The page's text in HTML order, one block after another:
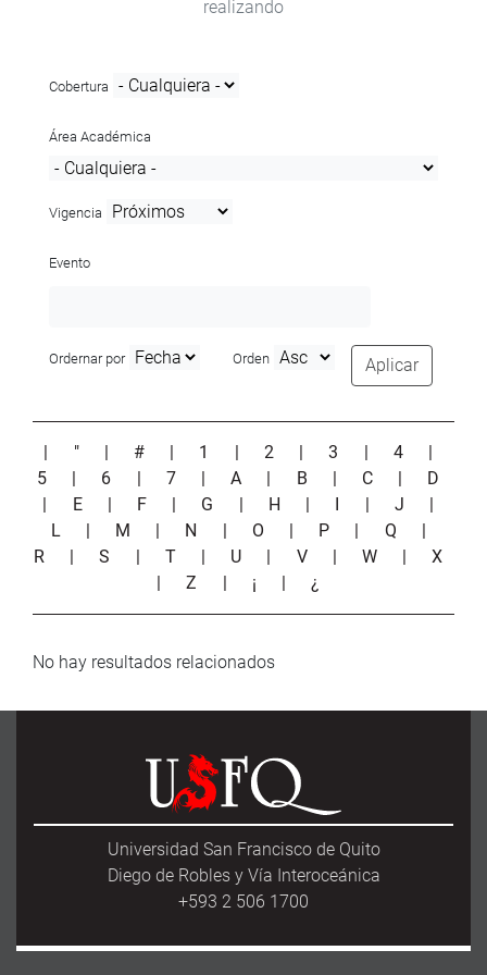
realizando
Cobertura
Área Académica
Vigencia
Evento
Ordernar por Orden Aplicar
| " | # | 1 | 2 |3 | 4
|
5
| 6 | 7 |A | B | C | D
| E | F | G | H | I | J
|
L
| M | N | O | P | Q
|
R
|S | T | U | V |W |X
|Z | ¡ |¿
No hay resultados relacionados
Universidad San Francisco de Quito
Diego de Robles y Vía Interoceánica
+593 2 506 1700